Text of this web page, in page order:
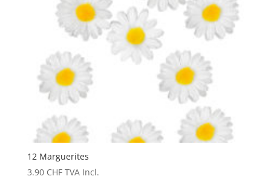
12 Marguerites
3.90 CHF TVA Incl.